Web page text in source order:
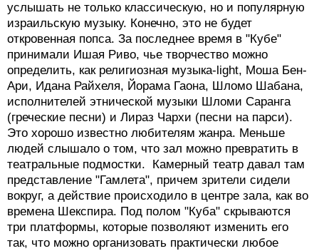
услышать не только классическую, но и популярную
израильскую музыку. Конечно, это не будет
откровенная попса. За последнее время в "Кубе"
принимали Ишая Риво, чье творчество можно
определить, как религиозная музыка-light, Моша Бен-
Ари, Идана Райхеля, Йорама Гаона, Шломо Шабана,
исполнителей этнической музыки Шломи Саранга
(греческие песни) и Лираз Чархи (песни на парси).
Это хорошо известно любителям жанра. Меньше
людей слышало о том, что зал можно превратить в
театральные подмостки. Камерный театр давал там
представление "Гамлета", причем зрители сидели
вокруг, а действие происходило в центре зала, как во
времена Шекспира. Под полом "Куба" скрываются
три платформы, которые позволяют изменить его
так, что можно организовать практически любое